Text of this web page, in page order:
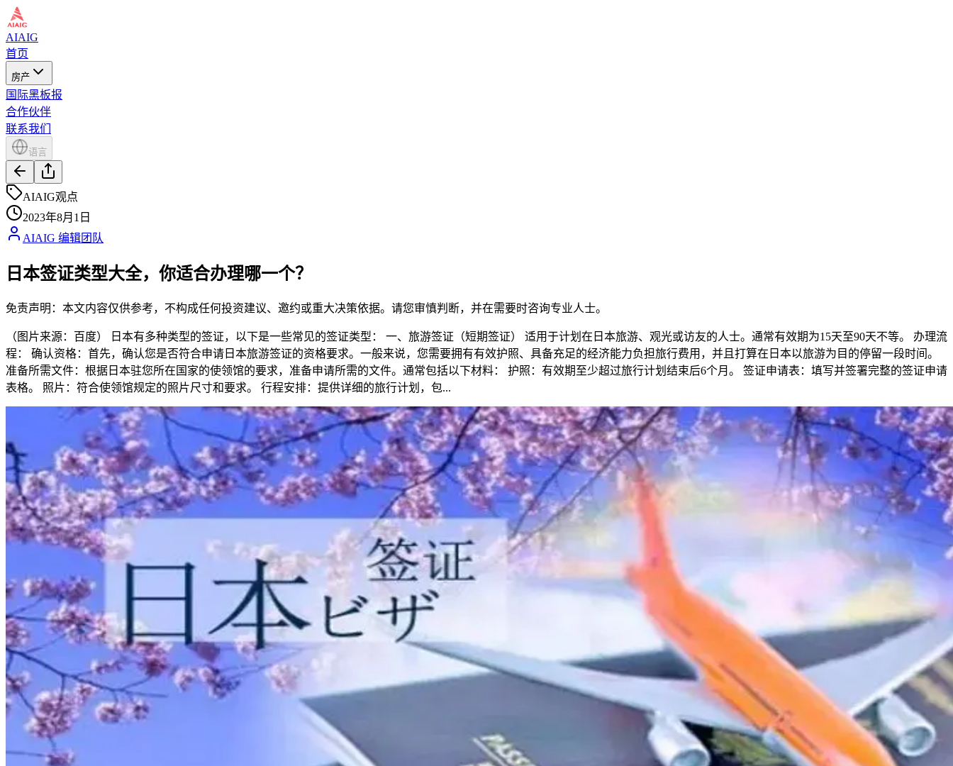
AIAIG
首页
房产
国际黑板报
合作伙伴
联系我们
语言
AIAIG观点
2023年8月1日
AIAIG 编辑团队
日本签证类型大全，你适合办理哪一个？
免责声明：本文内容仅供参考，不构成任何投资建议、邀约或重大决策依据。请您审慎判断，并在需要时咨询专业人士。
（图片来源：百度） 日本有多种类型的签证，以下是一些常见的签证类型： 一、旅游签证（短期签证） 适用于计划在日本旅游、观光或访友的人士。通常有效期为15天至90天不等。 办理流
程： 确认资格：首先，确认您是否符合申请日本旅游签证的资格要求。一般来说，您需要拥有有效护照、具备充足的经济能力负担旅行费用，并且打算在日本以旅游为目的停留一段时间。
准备所需文件：根据日本驻您所在国家的使领馆的要求，准备申请所需的文件。通常包括以下材料： 护照：有效期至少超过旅行计划结束后6个月。 签证申请表：填写并签署完整的签证申请
表格。 照片：符合使领馆规定的照片尺寸和要求。 行程安排：提供详细的旅行计划，包...